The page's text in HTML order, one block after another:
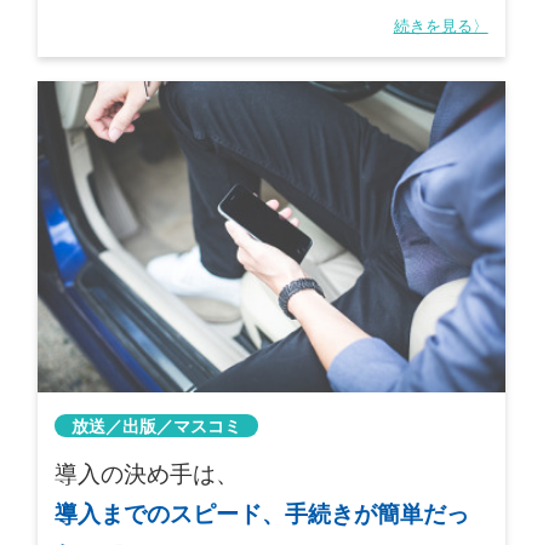
続きを見る〉
放送／出版／マスコミ
導入の決め手は、
導入までのスピード、手続きが簡単だっ